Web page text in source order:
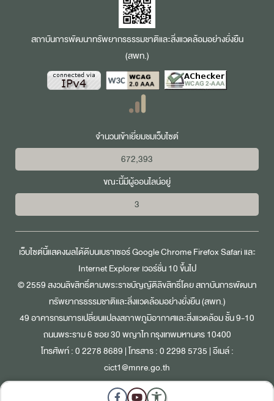
สถาบันการพัฒนาทรัพยากรธรรมชาติและสิ่งแวดล้อมอย่างยั่งยืน
(สพท.)
จำนวนเข้าเยี่ยมชมเว็บไซต์
672,393
ขณะนี้มีผู้ออนไลน์อยู่
3
เว็บไซต์นี้แสดงผลได้ดีบนเบราเซอร์Google ChromeFirefoxSafariและ
Internet Explorerเวอร์ชั่น 10 ขึ้นไป
© 2559 สงวนลิขสิทธิ์ตามพระราชบัญญัติลิขสิทธิ์โดย สถาบันการพัฒนา
ทรัพยากรธรรมชาติและสิ่งแวดล้อมอย่างยั่งยืน (สพท.)
49 อาคารกรมการเปลี่ยนแปลงสภาพภูมิอากาศและสิ่งแวดล้อม ชั้น 9-10
ถนนพระราม 6 ซอย 30 พญาไท กรุงเทพมหานคร 10400
โทรศัพท์ :0 2278 8689 | โทรสาร : 0 2298 5735 | อีเมล์ :
cict1@mnre.go.th